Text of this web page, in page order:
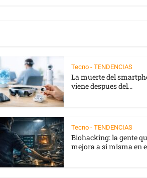
Tecno - TENDENCIAS
La muerte del
viene despues del...
Tecno - TENDENCIAS
Biohacking: la gente
mejora a si misma en